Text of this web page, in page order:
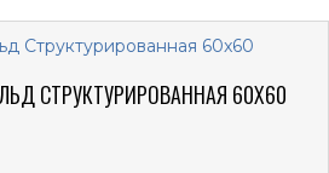
СТРУКТУРИРОВАННАЯ 60X60